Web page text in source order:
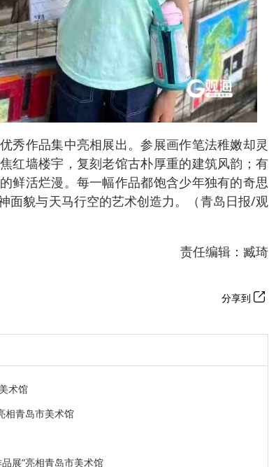
秀作品集中亮相展出。参展画作笔法稚嫩却灵
红墙楼宇，复刻老馆古朴厚重的建筑风韵；有
鲜活烂漫。每一幅作品都饱含少年独有的奇思
面貌与天马行空的艺术创造力。（青岛日报/观
责任编辑：臧琦
分享到
术馆
相青岛市美术馆
展”亮相青岛市美术馆